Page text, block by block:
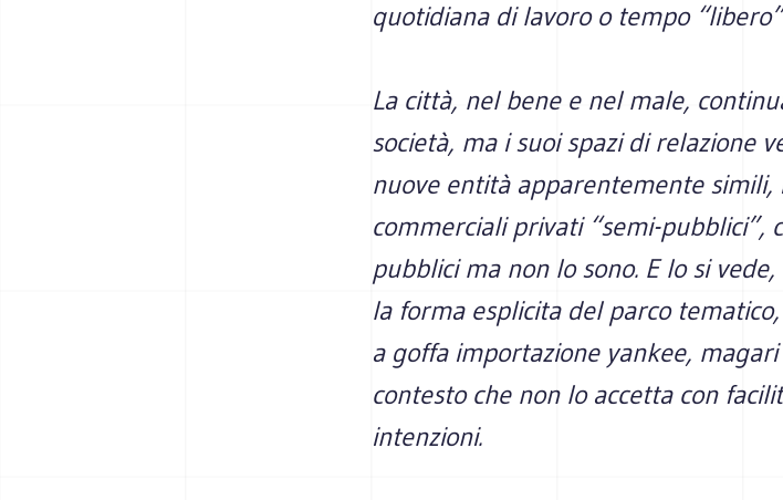
quotidiana di lavoro o tempo
La città, nel bene e nel male,
società, ma i suoi spazi di relazione
nuove entità apparentemente
commerciali privati “semi-pubblici”,
pubblici ma non lo sono. E lo si
la forma esplicita del parco
a goffa importazione yankee,
contesto che non lo accetta con
intenzioni.